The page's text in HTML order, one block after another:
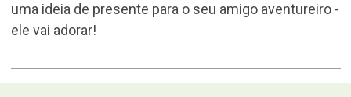
uma ideia de presente para o seu amigo aventureiro -
ele vai adorar!